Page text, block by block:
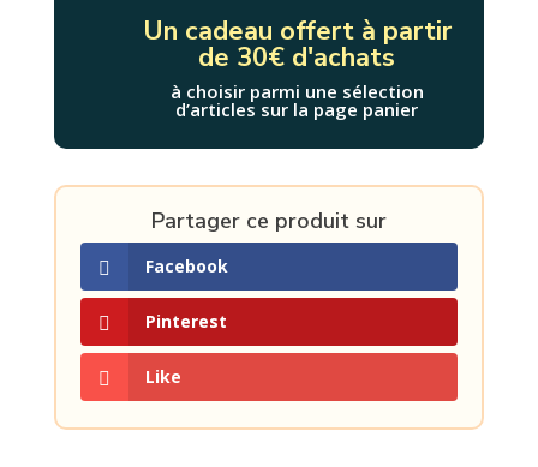
Un cadeau offert à partir
de 30€ d'achats
à choisir parmi une sélection
d’articles sur la page panier
Partager ce produit sur
Facebook
Pinterest
Like